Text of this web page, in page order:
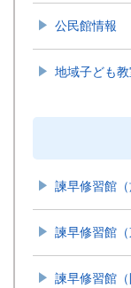
公民館情報
地域子ども
諫早修習館（
諫早修習館（
諫早修習館（